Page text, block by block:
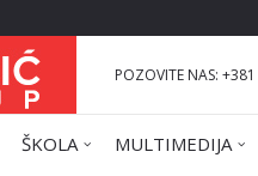
POZOVITE NAS:
ŠKOLA MULTIMEDIJA